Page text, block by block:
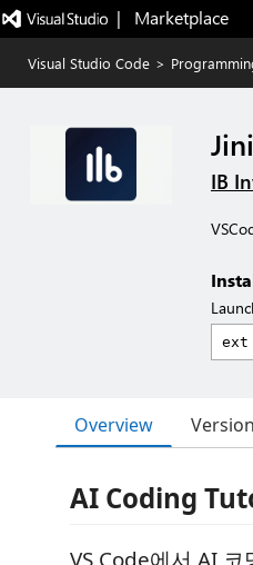
|   Marketplace
Visual Studio Code >
IB
Overview
AI Coding